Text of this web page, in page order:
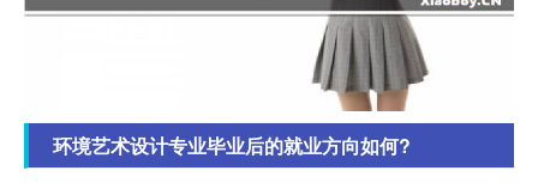
环境艺术设计专业毕业后的就业方向如何?